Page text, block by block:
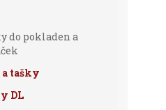
do pokladen a
tašky
DL